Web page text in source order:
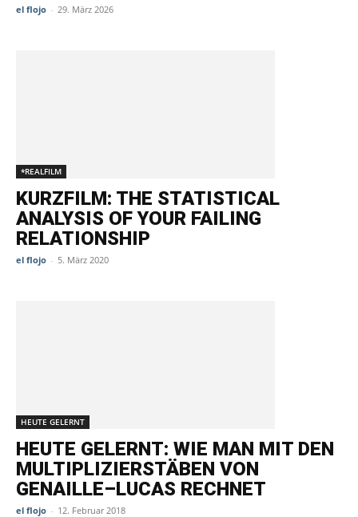
el flojo - 29. März 2026
*REALFILM
KURZFILM: THE STATISTICAL
ANALYSIS OF YOUR FAILING
RELATIONSHIP
el flojo - 5. März 2020
HEUTE GELERNT
HEUTE GELERNT: WIE MAN MIT DEN
MULTIPLIZIERSTÄBEN VON
GENAILLE–LUCAS RECHNET
el flojo - 12. Februar 2018